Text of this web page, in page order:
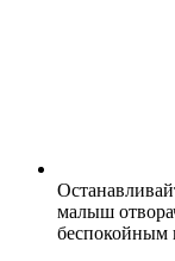
малыш
беспокойным